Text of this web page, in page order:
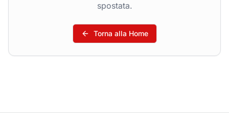
spostata.
Torna alla Home